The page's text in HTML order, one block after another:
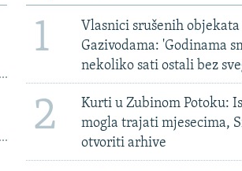
1
Vlasnici srušenih objekata
Gazivodama: 'Godinama
nekoliko sati ostali bez
2
Kurti u Zubinom Potoku:
mogla trajati mjesecima,
otvoriti arhive